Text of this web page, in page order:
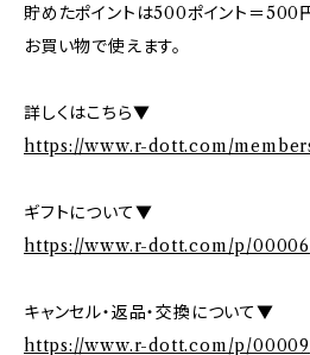
貯めたポイントは500ポイント＝500
お買い物で使えます。
詳しくはこちら▼
https://www.r-dott.com/
ギフトについて▼
https://www.r-dott.com/p/00006
キャンセル・返品・交換について▼
https://www.r-dott.com/p/00009